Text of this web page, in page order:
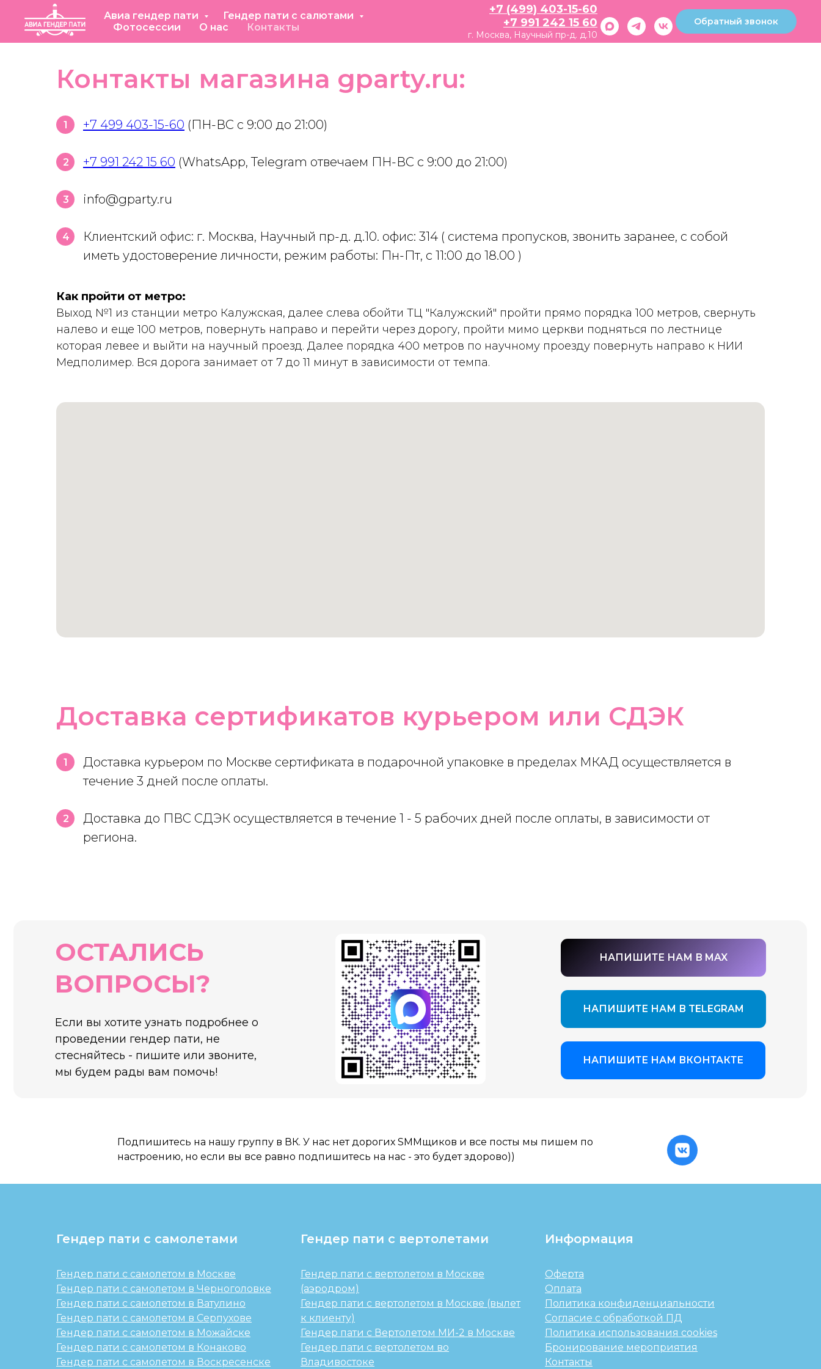
Авиа гендер пати
Гендер пати с салютами
Фотосессии
О нас Контакты
+7 (499) 403-15-60
+7 991 242 15 60
г. Москва, Научный пр-д. д.10
Обратный звонок
Контакты магазина gparty.ru:
1 +7 499 403-15-60 (ПН-ВС с 9:00 до 21:00)
2 +7 991 242 15 60 (WhatsApp, Telegram отвечаем ПН-ВС с 9:00 до 21:00)
3 info@gparty.ru
4
Клиентский офис: г. Москва, Научный пр-д. д.10. офис: 314 ( система пропусков, звонить заранее, с собой
иметь удостоверение личности, режим работы: Пн-Пт, с 11:00 до 18.00 )
Как пройти от метро:
Выход №1 из станции метро Калужская, далее слева обойти ТЦ "Калужский" пройти прямо порядка 100 метров, свернуть
налево и еще 100 метров, повернуть направо и перейти через дорогу, пройти мимо церкви подняться по лестнице
которая левее и выйти на научный проезд. Далее порядка 400 метров по научному проезду повернуть направо к НИИ
Медполимер. Вся дорога занимает от 7 до 11 минут в зависимости от темпа.
Доставка сертификатов курьером или СДЭК
1
Доставка курьером по Москве сертификата в подарочной упаковке в пределах МКАД осуществляется в
течение 3 дней после оплаты.
2
Доставка до ПВС СДЭК осуществляется в течение 1 - 5 рабочих дней после оплаты, в зависимости от
региона.
ОСТАЛИСЬ
стесняйтесь - пишите или звоните,
мы будем рады вам помочь!
НАПИШИТЕ НАМ ВКОНТАКТЕ
Подпишитесь на нашу группу в ВК. У нас нет дорогих SMMщиков и все посты мы пишем по
настроению, но если вы все равно подпишитесь на нас - это будет здорово))
Гендер пати с вертолетами Информация
Гендер пати с вертолетом в Москве
(аэродром)
Гендер пати с вертолетом в Москве (вылет
к клиенту)
Гендер пати с Вертолетом МИ-2 в Москве
Гендер пати с вертолетом во
Владивостоке
Гендер пати с самолетом в Москве
Гендер пати с самолетом в Черноголовке
Гендер пати с самолетом в Ватулино
Гендер пати с самолетом в Серпухове
Гендер пати с самолетом в Можайске
Гендер пати с самолетом в Конаково
Гендер пати с самолетом в Воскресенске
Оферта
Оплата
Политика конфиденциальности
Согласие с обработкой ПД
Политика использования cookies
Бронирование мероприятия
Контакты
Гендер пати с самолетами